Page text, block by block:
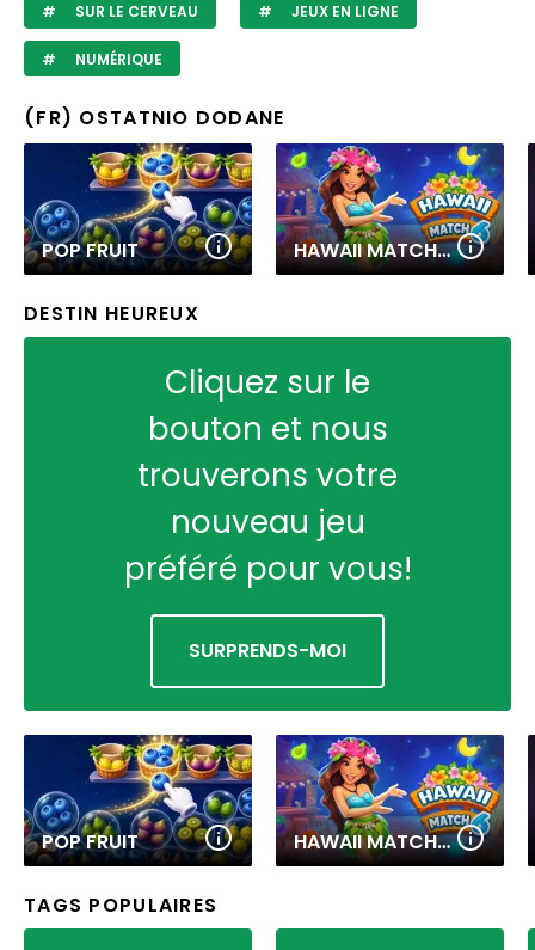
SUR LE CERVEAU JEUX EN LIGNE
NUMÉRIQUE
(FR) OSTATNIO DODANE
POP FRUIT HAWAII MATCH 6
DESTIN HEUREUX
Cliquez sur le
bouton et nous
trouverons votre
nouveau jeu
préféré pour vous!
SURPRENDS-MOI
POP FRUIT HAWAII MATCH 6
TAGS POPULAIRES